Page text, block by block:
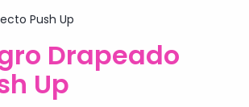
Push Up
Drapeado
Up